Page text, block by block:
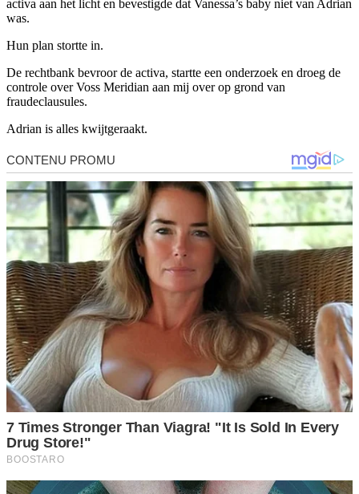
activa aan het licht en bevestigde dat Vanessa’s baby niet van Adrian
was.
Hun plan stortte in.
De rechtbank bevroor de activa, startte een onderzoek en droeg de
controle over Voss Meridian aan mij over op grond van
fraudeclausules.
Adrian is alles kwijtgeraakt.